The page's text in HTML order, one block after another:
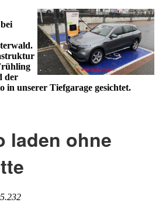
der
in unserer Tiefgarage gesichtet.
laden ohne